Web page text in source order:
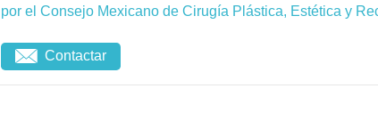
por el Consejo Mexicano de Cirugía Plástica, Estética y
Contactar